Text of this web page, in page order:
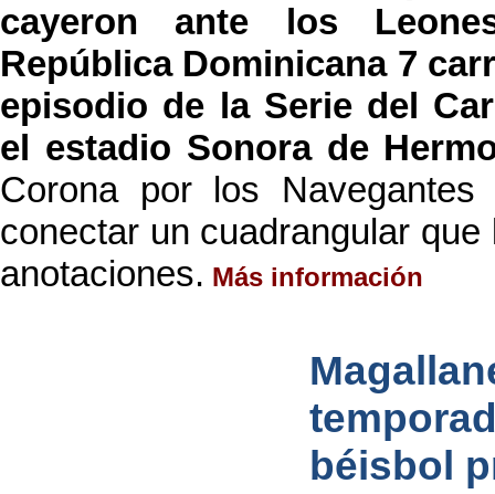
cayeron ante los
República Dominicana 7
episodio de la Serie del
el estadio Sonora de
Corona por los
conectar un cuadrangular
anotaciones. Más información
béisbol